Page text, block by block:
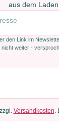
aus dem Laden.
den Link im
nicht weiter -
Versandkosten.